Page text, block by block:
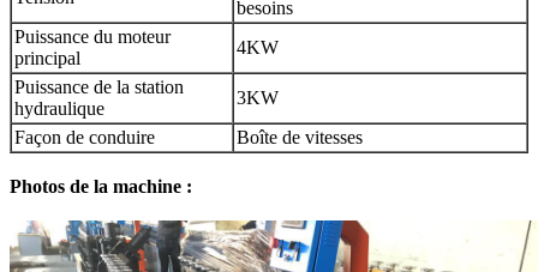
besoins
Puissance du moteur
principal
4KW
Puissance de la station
hydraulique
3KW
Façon de conduire
Boîte de vitesses
Photos de la machine :